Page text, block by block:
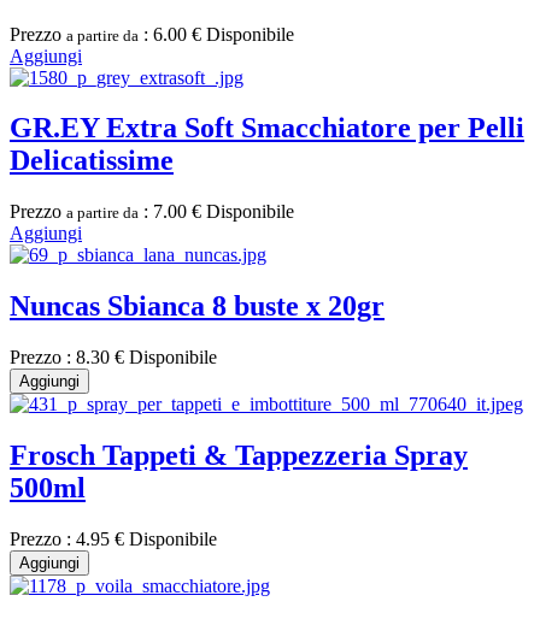
Prezzo a partire da : 6.00 € Disponibile
Aggiungi
GR.EY Extra Soft Smacchiatore per Pelli
Delicatissime
Prezzo a partire da : 7.00 € Disponibile
Aggiungi
Nuncas Sbianca 8 buste x 20gr
Prezzo : 8.30 € Disponibile
Aggiungi
Frosch Tappeti & Tappezzeria Spray
500ml
Prezzo : 4.95 € Disponibile
Aggiungi